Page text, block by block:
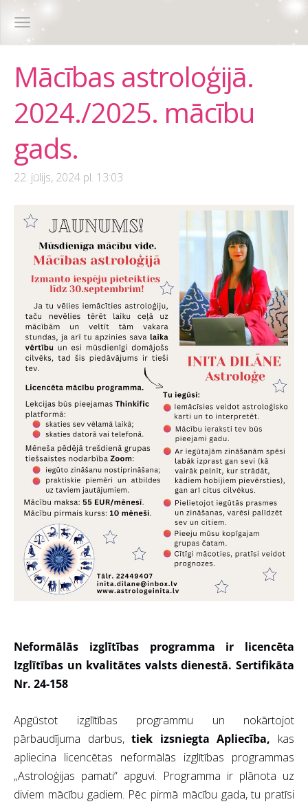
Mācības astroloģijā.
2024./2025. mācību
gads.
22. jūlijs, 2024 pl. 13:03
Neformālās izglītības programma ir licencēta
Izglītības un kvalitātes valsts dienestā. Sertifikāta
Nr. 24-158
Apgūstot izglītības programmu un nokārtojot
pārbaudījuma darbus,tiek izsniegta Apliecība, kas
apliecina licencētas neformālās izglītības programmas
„Astroloģijas pamati” apguvi. Programma ir plānota uz
diviem mācību gadiem. Pēc pirmā mācību gada, tu pratīsi